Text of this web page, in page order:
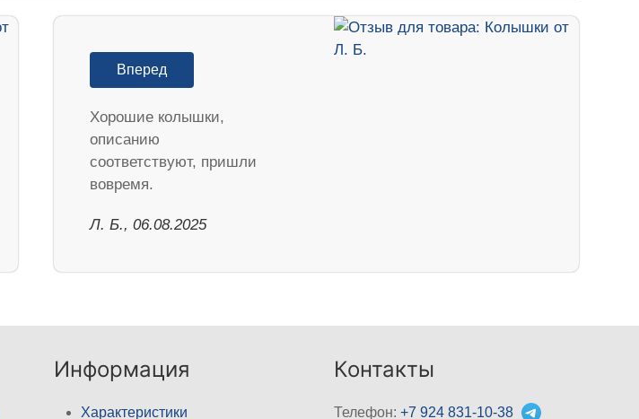
Вперед
Хорошие колышки,
описанию
соответствуют, пришли
вовремя.
Л. Б., 06.08.2025
Информация
Характеристики
Контакты
Телефон:+7 924 831-10-38